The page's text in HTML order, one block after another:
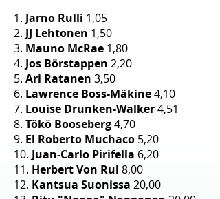
1. Jarno Rulli 1,05
2. JJ Lehtonen 1,50
3. Mauno McRae 1,80
4. Jos Börstappen 2,20
5. Ari Ratanen 3,50
6. Lawrence Boss-Mäkine4,10
7. Louise Drunken-Walker4,51
8. Tökö Booseberg4,70
9. El Roberto Muchaco 5,20
10. Juan-Carlo Pirifella 6,20
11. Herbert Von Rul 8,00
12. Kantsua Suonissa 20,00